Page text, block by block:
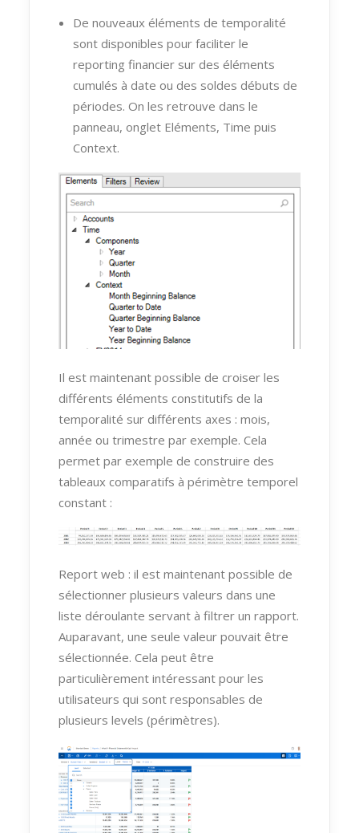
De nouveaux éléments de temporalité
sont disponibles pour faciliter le
reporting financier sur des éléments
cumulés à date ou des soldes débuts de
périodes. On les retrouve dans le
panneau, onglet Eléments, Time puis
Context.
Il est maintenant possible de croiser les
différents éléments constitutifs de la
temporalité sur différents axes : mois,
année ou trimestre par exemple. Cela
permet par exemple de construire des
tableaux comparatifs à périmètre temporel
constant :
Report web : il est maintenant possible de
sélectionner plusieurs valeurs dans une
liste déroulante servant à filtrer un rapport.
Auparavant, une seule valeur pouvait être
sélectionnée. Cela peut être
particulièrement intéressant pour les
utilisateurs qui sont responsables de
plusieurs levels (périmètres).